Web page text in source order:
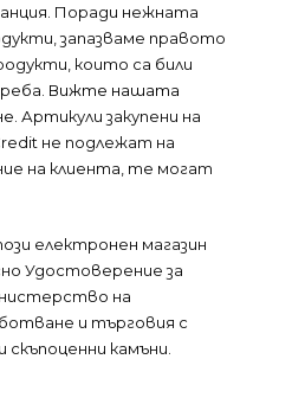
Поради нежната
запазваме правото
които са били
Вижте нашата
. Артикули закупени на
не подлежат на
на клиента, те могат
електронен магазин
Удостоверение за
на
и търговия с
камъни.